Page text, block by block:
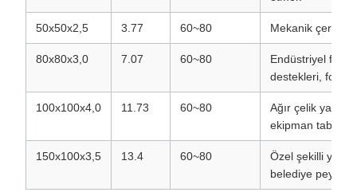
50x50x2,5 3.77 60~80 Mekanik
80x80x3,0 7.07 60~80
Endüstriyel
destekleri,
100x100x4,0 11.73 60~80
Ağır çelik yapı,
ekipman tabanı
150x100x3,5 13.4 60~80
Özel şekilli
belediye peyzaj